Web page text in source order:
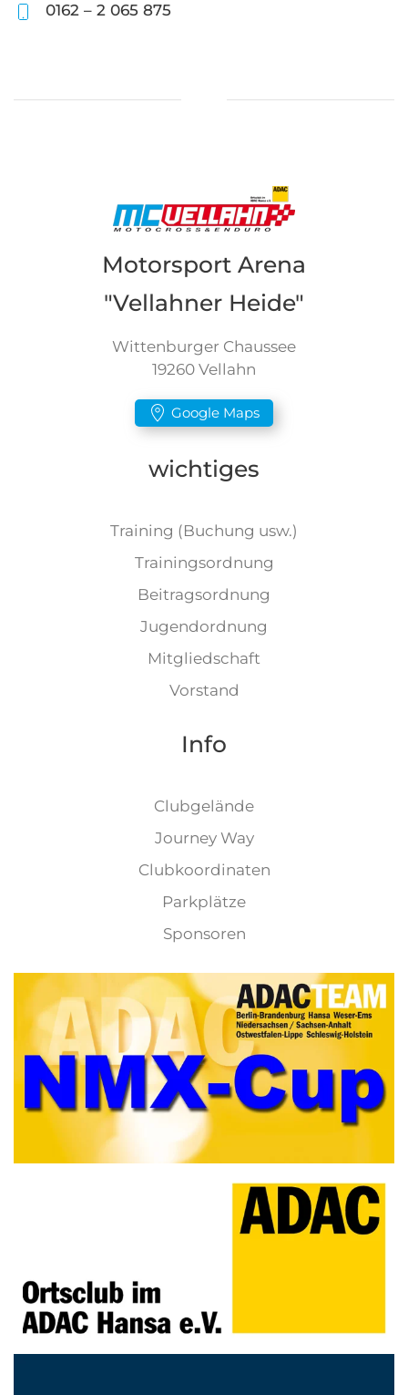
0162 – 2 065 875
Motorsport Arena
"Vellahner Heide"
Wittenburger Chaussee
19260 Vellahn
Google Maps
wichtiges
Training (Buchung usw.)
Trainingsordnung
Beitragsordnung
Jugendordnung
Mitgliedschaft
Vorstand
Info
Clubgelände
Journey Way
Clubkoordinaten
Parkplätze
Sponsoren